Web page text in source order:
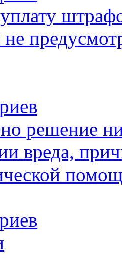
решение
вреда,